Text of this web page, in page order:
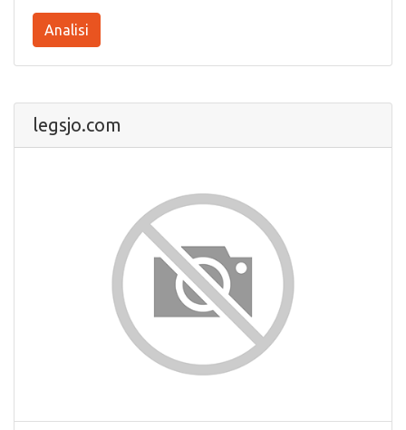
Analisi
legsjo.com